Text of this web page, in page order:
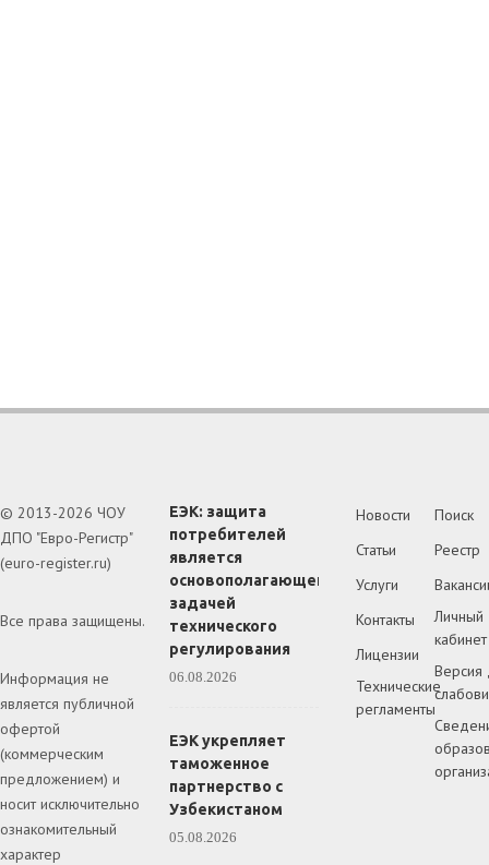
© 2013-2026 ЧОУ
ДПО "Евро-Регистр"
(euro-register.ru)
Все права защищены.
Информация не
является публичной
офертой
(коммерческим
предложением) и
носит исключительно
ознакомительный
характер
ЕЭК: защита
потребителей
является
основополагающей
задачей
технического
регулирования
06.08.2026
ЕЭК укрепляет
таможенное
партнерство с
Узбекистаном
05.08.2026
Новости
Статьи
Услуги
Контакты
Лицензии
Технические
регламенты
Поиск
Реестр
Личный
кабинет
Версия